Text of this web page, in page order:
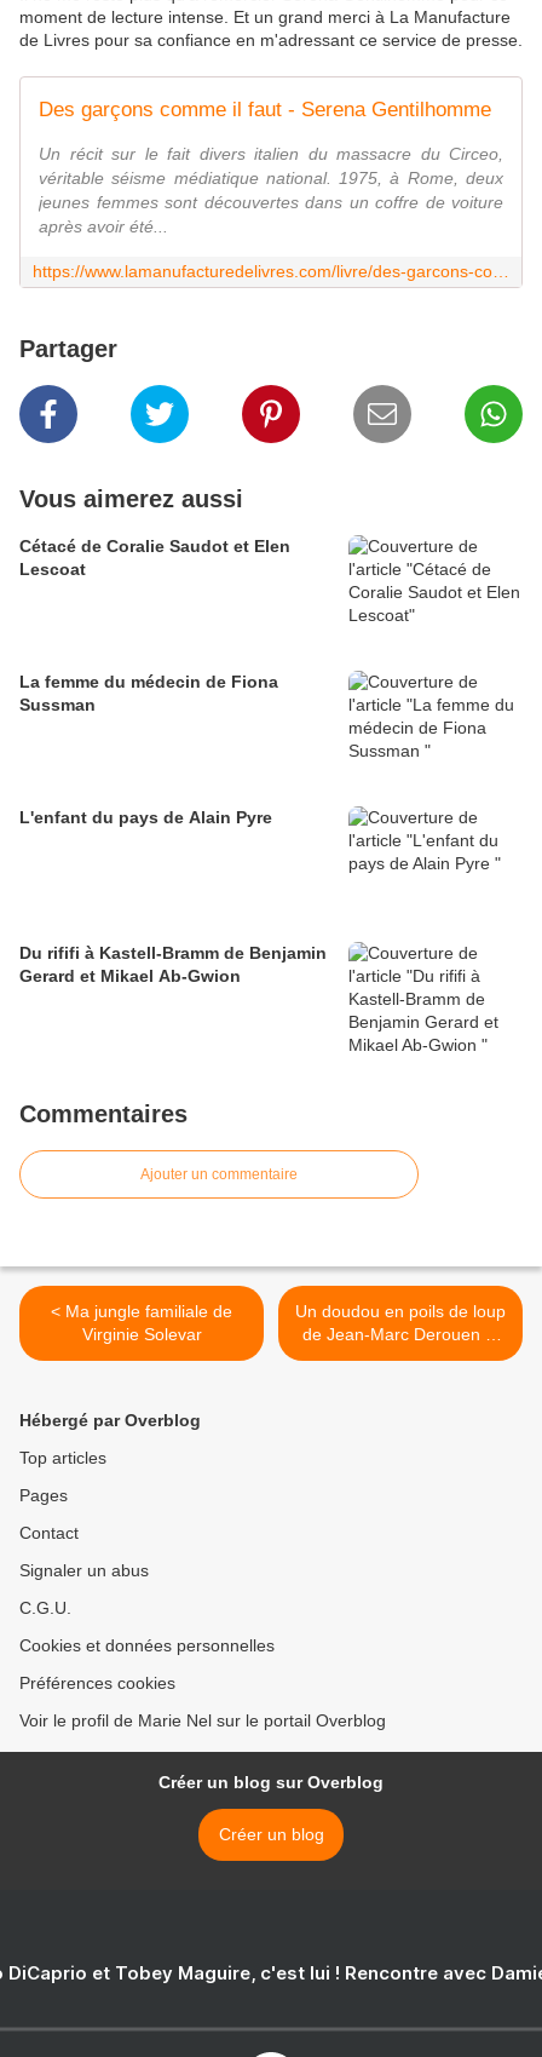
moment de lecture intense. Et un grand merci à La Manufacture
de Livres pour sa confiance en m'adressant ce service de presse.
Des garçons comme il faut - Serena Gentilhomme
Un récit sur le fait divers italien du massacre du Circeo,
véritable séisme médiatique national. 1975, à Rome, deux
jeunes femmes sont découvertes dans un coffre de voiture
après avoir été...
Partager
Vous aimerez aussi
Cétacé de Coralie Saudot et Elen
Lescoat
La femme du médecin de Fiona
Sussman
L'enfant du pays de Alain Pyre
Du rififi à Kastell-Bramm de Benjamin
Gerard et Mikael Ab-Gwion
Commentaires
Ajouter un commentaire
< Ma jungle familiale de
Virginie Solevar
Un doudou en poils de loup
de Jean-Marc Derouen et
Fanny Cheval >
Hébergé par Overblog
Top articles
Pages
Contact
Signaler un abus
C.G.U.
Cookies et données personnelles
Préférences cookies
Voir le profil de Marie Nel sur le portail Overblog
Créer un blog sur Overblog
Créer un blog
DiCaprio et Tobey Maguire, c'est lui ! Rencontre avec